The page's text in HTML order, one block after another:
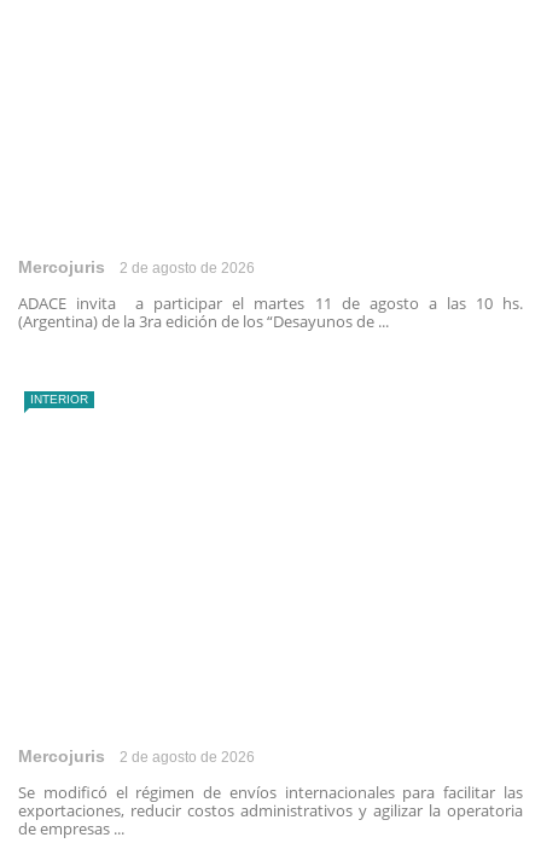
Mercojuris 2 de agosto de 2026
ADACE invita a participar el martes 11 de agosto a las 10 hs.
(Argentina) de la 3ra edición de los “Desayunos de ...
INTERIOR
Mercojuris 2 de agosto de 2026
Se modificó el régimen de envíos internacionales para facilitar las
exportaciones, reducir costos administrativos y agilizar la operatoria
de empresas ...